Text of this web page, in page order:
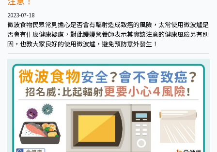
2023-07-18
微波食物民眾常見擔心是否會有輻射造成致癌的風險，太常使用微波爐是
否會有什麼健康疑慮，對此嫚嫚營養師表示其實該注意的健康風險另有別
因，也教大家良好的使用微波爐，避免預防意外發生！